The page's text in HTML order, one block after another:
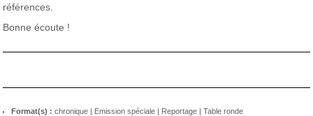
références.
Bonne écoute !
Format(s) : chronique | Emission spéciale | Reportage | Table ronde